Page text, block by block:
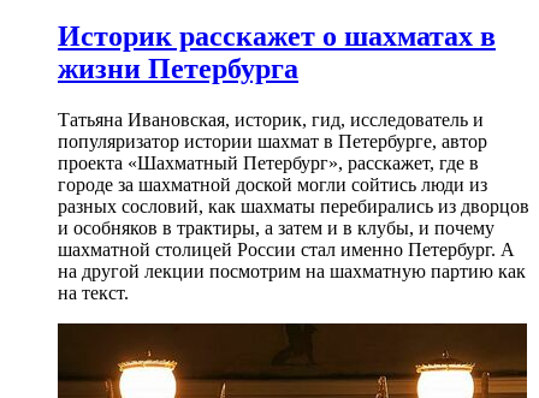
Историк расскажет о шахматах в
жизни Петербурга
Татьяна Ивановская, историк, гид, исследователь и
популяризатор истории шахмат в Петербурге, автор
проекта «Шахматный Петербург», расскажет, где в
городе за шахматной доской могли сойтись люди из
разных сословий, как шахматы перебирались из дворцов
и особняков в трактиры, а затем и в клубы, и почему
шахматной столицей России стал именно Петербург. А
на другой лекции посмотрим на шахматную партию как
на текст.